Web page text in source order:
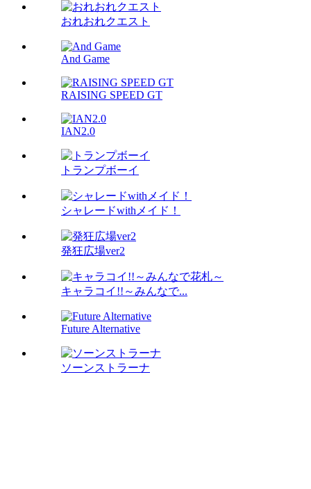
おれおれクエスト
And Game
RAISING SPEED GT
IAN2.0
トランプボーイ
シャレードwithメイド！
発狂広場ver2
キャラコイ!!～みんなで...
Future Alternative
ソーンストラーナ